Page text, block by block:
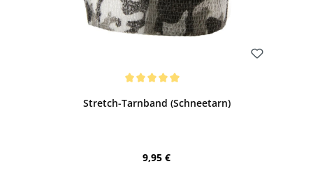
Stretch-Tarnband (Schneetarn)
Regulärer Preis:
9,95 €